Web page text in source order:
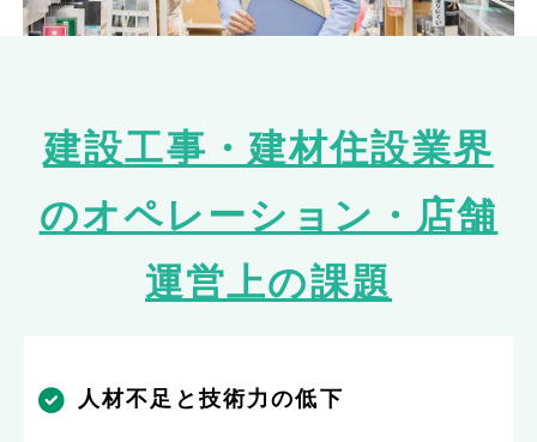
建設工事・建材住設業界
のオペレーション・店舗
運営上の課題
人材不足と技術力の低下